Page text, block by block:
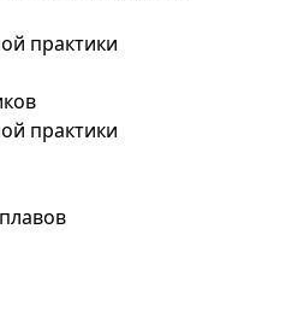
практики
практики